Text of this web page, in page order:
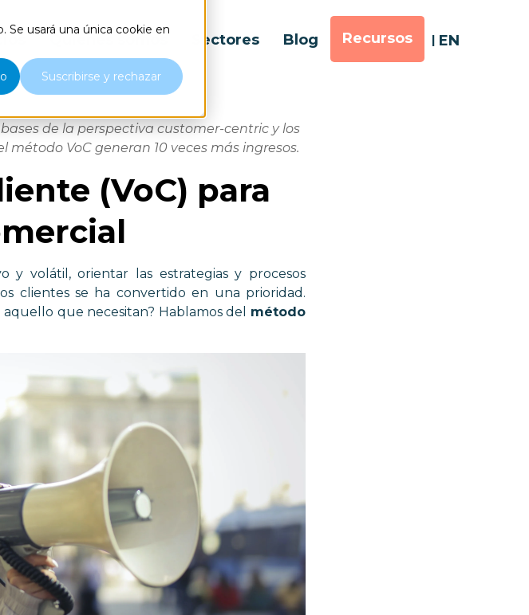
usará una única cookie en
Suscribirse y rechazar
Sectores Blog Recursos EN
de la perspectiva customer-centric y los
VoC generan 10 veces más ingresos.
(VoC) para
y volátil, orientar las estrategias y procesos
clientes se ha convertido en una prioridad.
que necesitan? Hablamos del método